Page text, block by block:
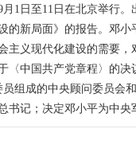
月1日至11日在北京举行
的新局面》的报告。邓
主义现代化建设的需要
〈中国共产党章程〉的决
员组成的中央顾问委员会
书记；决定邓小平为中央